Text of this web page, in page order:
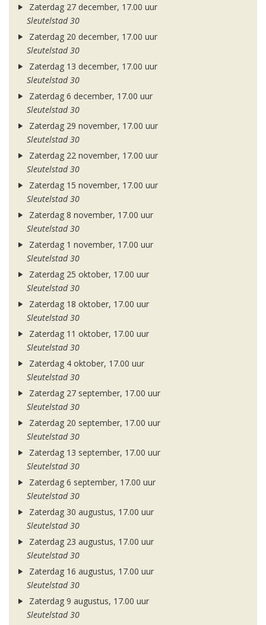
Zaterdag 27 december, 17.00 uur
Sleutelstad 30
Zaterdag 20 december, 17.00 uur
Sleutelstad 30
Zaterdag 13 december, 17.00 uur
Sleutelstad 30
Zaterdag 6 december, 17.00 uur
Sleutelstad 30
Zaterdag 29 november, 17.00 uur
Sleutelstad 30
Zaterdag 22 november, 17.00 uur
Sleutelstad 30
Zaterdag 15 november, 17.00 uur
Sleutelstad 30
Zaterdag 8 november, 17.00 uur
Sleutelstad 30
Zaterdag 1 november, 17.00 uur
Sleutelstad 30
Zaterdag 25 oktober, 17.00 uur
Sleutelstad 30
Zaterdag 18 oktober, 17.00 uur
Sleutelstad 30
Zaterdag 11 oktober, 17.00 uur
Sleutelstad 30
Zaterdag 4 oktober, 17.00 uur
Sleutelstad 30
Zaterdag 27 september, 17.00 uur
Sleutelstad 30
Zaterdag 20 september, 17.00 uur
Sleutelstad 30
Zaterdag 13 september, 17.00 uur
Sleutelstad 30
Zaterdag 6 september, 17.00 uur
Sleutelstad 30
Zaterdag 30 augustus, 17.00 uur
Sleutelstad 30
Zaterdag 23 augustus, 17.00 uur
Sleutelstad 30
Zaterdag 16 augustus, 17.00 uur
Sleutelstad 30
Zaterdag 9 augustus, 17.00 uur
Sleutelstad 30